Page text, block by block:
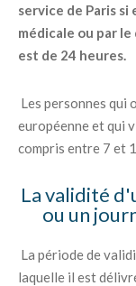
service de Paris
médicale ou par le
est de 24 heures.
Les personnes qui
européenne et qui
compris entre 7 et
La validité
ou un
La période de
laquelle il est